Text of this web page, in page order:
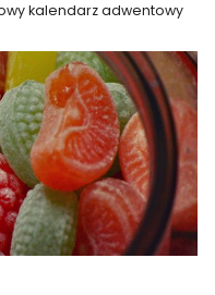
kalendarz adwentowy